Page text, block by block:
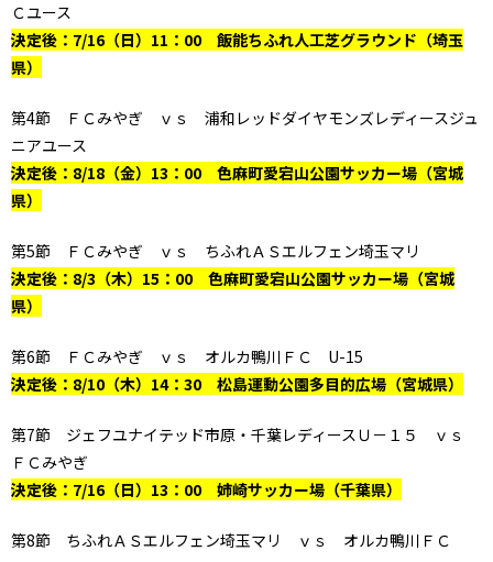
Ｃユース
決定後：7/16（日）11：00 飯能ちふれ人工芝グラウンド（埼玉
県）
第4節 ＦＣみやぎ ｖｓ 浦和レッドダイヤモンズレディースジュ
ニアユース
決定後：8/18（金）13：00 色麻町愛宕山公園サッカー場（宮城
県）
第5節 ＦＣみやぎ ｖｓ ちふれＡＳエルフェン埼玉マリ
決定後：8/3（木）15：00 色麻町愛宕山公園サッカー場（宮城
県）
第6節 ＦＣみやぎ ｖｓ オルカ鴨川ＦＣ U-15
決定後：8/10（木）14：30 松島運動公園多目的広場（宮城県）
第7節 ジェフユナイテッド市原・千葉レディースＵ－１５ ｖｓ
ＦＣみやぎ
決定後：7/16（日）13：00 姉崎サッカー場（千葉県）
第8節 ちふれＡＳエルフェン埼玉マリ ｖｓ オルカ鴨川ＦＣ